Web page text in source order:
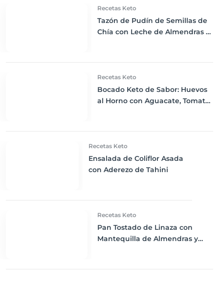
Recetas Keto
Tazón de Pudín de Semillas de
Chía con Leche de Almendras y
Recetas Keto
Bocado Keto de Sabor: Huevos
al Horno con Aguacate, Tomate
Recetas Keto
Ensalada de Coliflor Asada
con Aderezo de Tahini
Recetas Keto
Pan Tostado de Linaza con
Mantequilla de Almendras y